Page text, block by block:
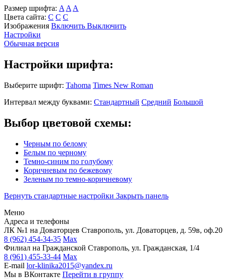
Размер шрифта: A A A
Цвета сайта: С С С
Изображения Включить Выключить
Настройки
Обычная версия
Настройки шрифта:
Выберите шрифт: Tahoma Times New Roman
Интервал между буквами: Стандартный Средний Большой
Выбор цветовой схемы:
Черным по белому
Белым по черному
Темно-синим по голубому
Коричневым по бежевому
Зеленым по темно-коричневому
Вернуть стандартные настройки Закрыть панель
Меню
Адреса и телефоны
ЛК №1 на Доваторцев Ставрополь, ул. Доваторцев, д. 59в, оф.20
8 (962) 454-34-35 Max
Филиал на Гражданской Ставрополь, ул. Гражданская, 1/4
8 (961) 455-33-44 Max
E-mail lor-klinika2015@yandex.ru
Мы в ВКонтакте Перейти в группу